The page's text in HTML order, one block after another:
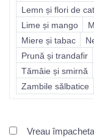
Lemn și flori de
Lime și mango
Miere și tabac
Prună și trandafir
Tămâie și smirnă
Zambile sălbatice
Vreau